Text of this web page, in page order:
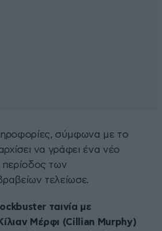
σύμφωνα με το
να γράφει ένα νέο
των
τελείωσε.
ταινία με
Μέρφι (Cillian Murphy)